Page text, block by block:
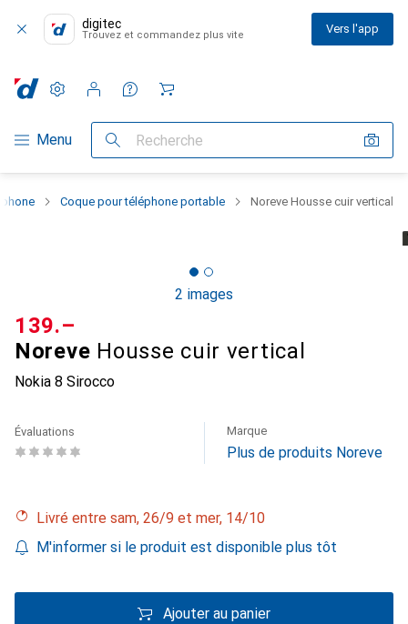
digitec
Trouvez et commandez plus vite Vers l'app
Navigation par catégorie
Menu Recherche
Paramètres
Compte client
Listes de comparaison
Listes d'envies
Panier
Coque pour téléphone portable Noreve Housse cuir vertical
2 images
Noreve Housse cuir vertical
Nokia 8 Sirocco
CHF
139.–
Évaluations Marque
Plus de produits Noreve
Livré entre sam, 26/9 et mer, 14/10
M'informer si le produit est disponible plus tôt
Ajouter au panier